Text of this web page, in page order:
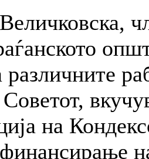
различните
на